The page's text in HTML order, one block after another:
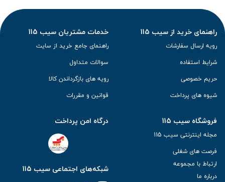
راهنمای خرید از سیب 115
رویه ارسال سفارشات
شرایط استفاده
حریم خصوصی
شیوه های پرداخت
خدمات مشتریان سیب 115
راهنمای جامع خرید از سایت
سوالات متداول
رویه های بازگرداندن کالا
قوانین و مقررات
فروشگاه سیب 115
مجله اینترنتی سیب 115
فرصت های شغلی
ارتباط با مجموعه
درباره ما
درگاه امن پرداخت
شبکه‌های اجتماعی سیب 115